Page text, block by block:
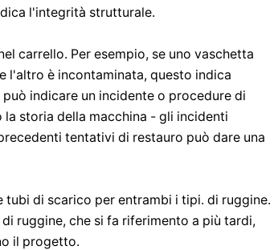
l'integrità strutturale.
carrello. Per esempio, se uno vaschetta
l'altro è incontaminata, questo indica
indicare un incidente o procedure di
storia della macchina - gli incidenti
tentativi di restauro può dare una
tubi di scarico per entrambi i tipi. di ruggine.
ruggine, che si fa riferimento a più tardi,
il progetto.